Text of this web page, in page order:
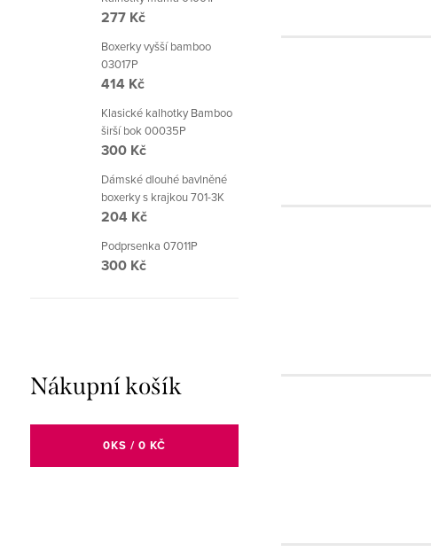
277 Kč
Boxerky vyšší bamboo
03017P
414 Kč
Klasické kalhotky Bamboo
širší bok 00035P
300 Kč
Dámské dlouhé bavlněné
boxerky s krajkou 701-3K
204 Kč
Podprsenka 07011P
300 Kč
Nákupní košík
0KS / 0 KČ